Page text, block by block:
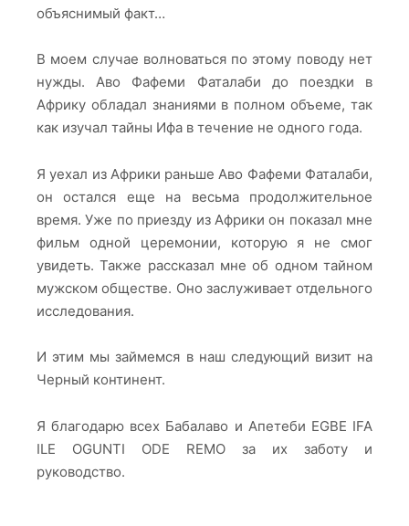
объяснимый факт…
В моем случае волноваться по этому поводу нет
нужды. Аво Фафеми Фаталаби до поездки в
Африку обладал знаниями в полном объеме, так
как изучал тайны Ифа в течение не одного года.
Я уехал из Африки раньше Аво Фафеми Фаталаби,
он остался еще на весьма продолжительное
время. Уже по приезду из Африки он показал мне
фильм одной церемонии, которую я не смог
увидеть. Также рассказал мне об одном тайном
мужском обществе. Оно заслуживает отдельного
исследования.
И этим мы займемся в наш следующий визит на
Черный континент.
Я благодарю всех Бабалаво и Апетеби EGBE IFA
ILE OGUNTI ODE REMO за их заботу и
руководство.